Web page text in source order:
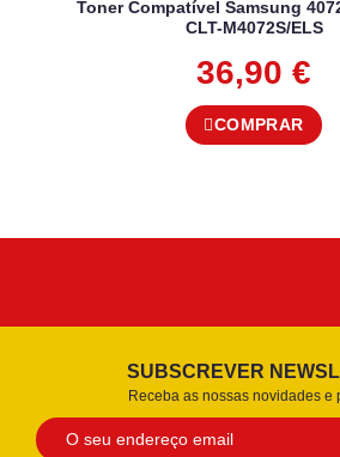
Toner Compatível Samsung
CLT-M4072S/ELS
36,90 €
COMPRAR
SUBSCREVER
Receba as nossas novidades e